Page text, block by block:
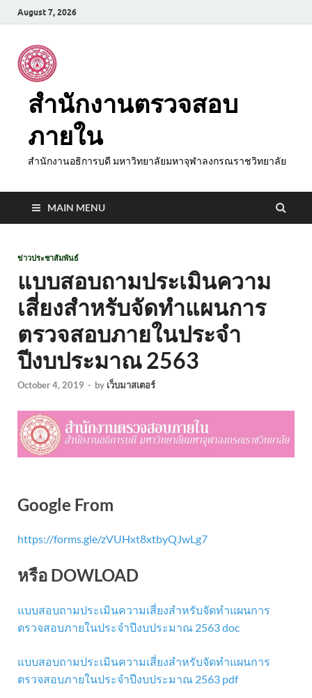
August 7, 2026
สำนักงานตรวจสอบ
ภายใน
สำนักงานอธิการบดี มหาวิทยาลัยมหาจุฬาลงกรณราชวิทยาลัย
MAIN MENU
ข่าวประชาสัมพันธ์
แบบสอบถามประเมินความ
เสี่ยงสำหรับจัดทำแผนการ
ตรวจสอบภายในประจำ
ปีงบประมาณ 2563
October 4, 2019 - by เว็บมาสเตอร์
Google From
https://forms.gle/zVUHxt8xtbyQJwLg7
หรือ DOWLOAD
แบบสอบถามประเมินความเสี่ยงสำหรับจัดทำแผนการ
ตรวจสอบภายในประจำปีงบประมาณ 2563 doc
แบบสอบถามประเมินความเสี่ยงสำหรับจัดทำแผนการ
ตรวจสอบภายในประจำปีงบประมาณ 2563 pdf